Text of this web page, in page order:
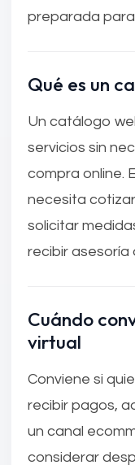
preparada
Qué es un
Un catálogo
servicios sin
compra online.
necesita
solicitar
recibir asesoría
Cuándo
virtual
Conviene si
recibir pagos,
un canal
considerar